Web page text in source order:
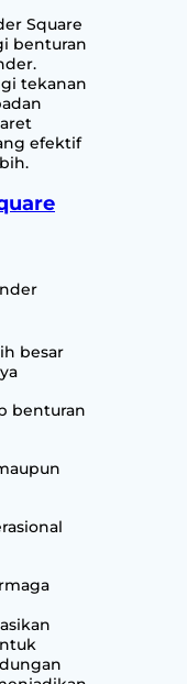
Square
benturan
tekanan
efektif
besar
benturan